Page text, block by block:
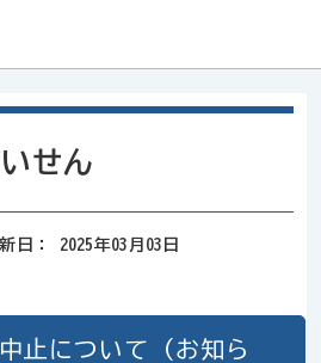
せん
日： 2025年03月03日
止について（お知ら